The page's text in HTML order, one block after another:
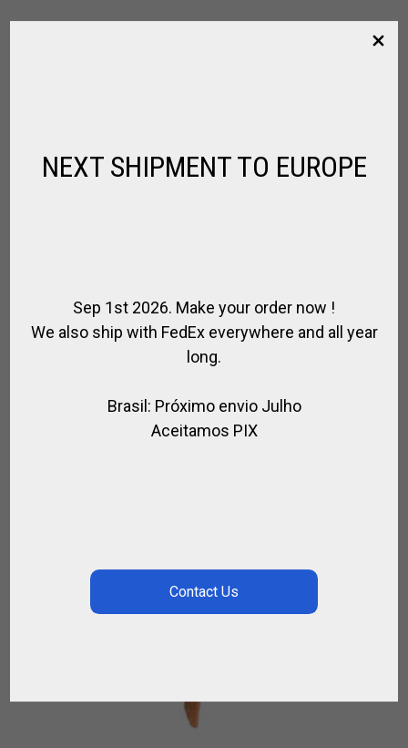
793,00
NEXT SHIPMENT TO EUROPE
Sep 1st 2026. Make your order now !
We also ship with FedEx everywhere and all year
long.
Brasil: Próximo envio Julho
Aceitamos PIX